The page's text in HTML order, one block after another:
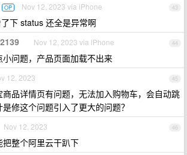
43
OP Nov 12, 2023 via iPhone
下 status 还全是异常啊
44
Nov 12, 2023 via iPhone
小问题，产品页面加载不出来
45
12, 2023
商品详情页有问题，无法加入购物车，会自动跳
修这个问题引入了更大的问题？
46
Nov 12, 2023
整个阿里云干趴下